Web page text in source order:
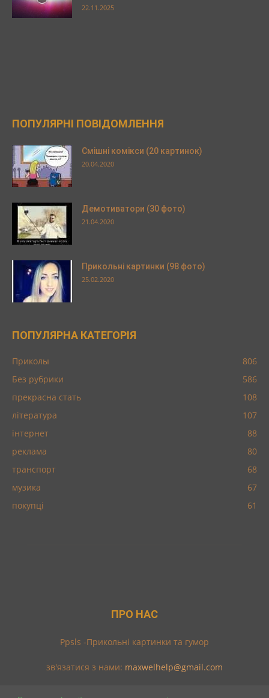
22.11.2025
ПОПУЛЯРНІ ПОВІДОМЛЕННЯ
Смішні комікси (20 картинок)
20.04.2020
Демотиватори (30 фото)
21.04.2020
Прикольні картинки (98 фото)
25.02.2020
ПОПУЛЯРНА КАТЕГОРІЯ
Приколы
806
Без рубрики
586
прекрасна стать
108
література
107
інтернет
88
реклама
80
транспорт
68
музика
67
покупці
61
ПРО НАС
Ppsls -Прикольні картинки та гумор
зв'язатися з нами: maxwelhelp@gmail.com